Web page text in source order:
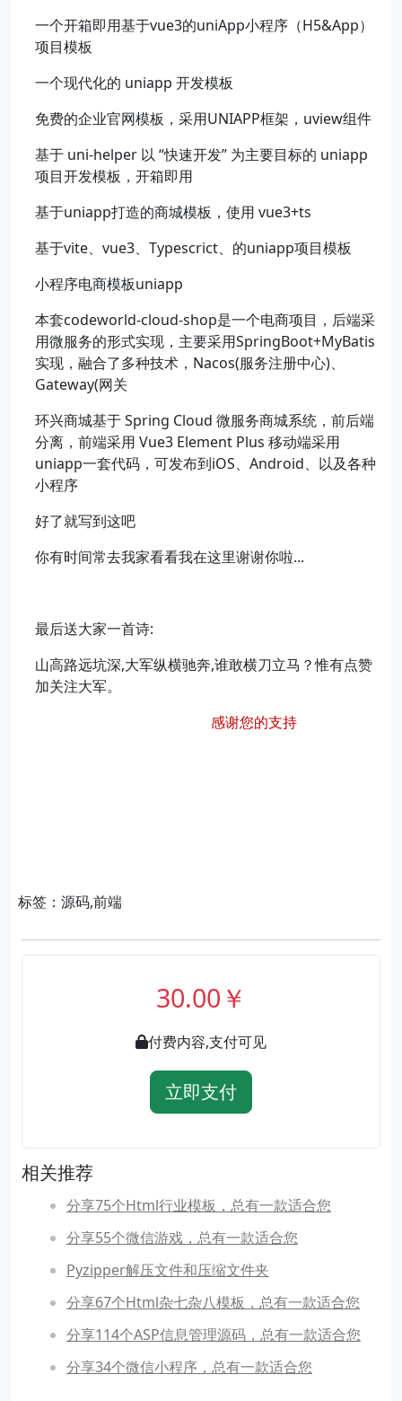
一个开箱即用基于vue3的uniApp小程序（H5&App）
项目模板
一个现代化的 uniapp 开发模板
免费的企业官网模板，采用UNIAPP框架，uview组件
基于 uni-helper 以 “快速开发” 为主要目标的 uniapp
项目开发模板，开箱即用
基于uniapp打造的商城模板，使用 vue3+ts
基于vite、vue3、Typescrict、的uniapp项目模板
小程序电商模板uniapp
本套codeworld-cloud-shop是一个电商项目，后端采
用微服务的形式实现，主要采用SpringBoot+MyBatis
实现，融合了多种技术，Nacos(服务注册中心)、
Gateway(网关
环兴商城基于 Spring Cloud 微服务商城系统，前后端
分离，前端采用 Vue3 Element Plus 移动端采用
uniapp一套代码，可发布到iOS、Android、以及各种
小程序
好了就写到这吧
你有时间常去我家看看我在这里谢谢你啦...
最后送大家一首诗:
山高路远坑深,大军纵横驰奔,谁敢横刀立马？惟有点赞
加关注大军。
感谢您的支持
标签：源码,前端
30.00￥
付费内容,支付可见
立即支付
相关推荐
分享75个Html行业模板，总有一款适合您
分享55个微信游戏，总有一款适合您
Pyzipper解压文件和压缩文件夹
分享67个Html杂七杂八模板，总有一款适合您
分享114个ASP信息管理源码，总有一款适合您
分享34个微信小程序，总有一款适合您